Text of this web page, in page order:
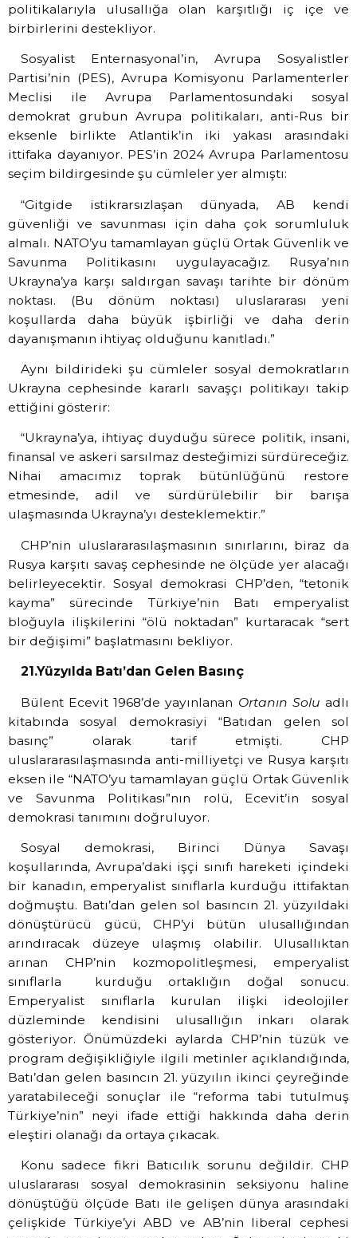
politikalarıyla ulusallığa olan karşıtlığı iç içe ve
birbirlerini destekliyor.
Sosyalist Enternasyonal’in, Avrupa Sosyalistler
Partisi’nin (PES), Avrupa Komisyonu Parlamenterler
Meclisi ile Avrupa Parlamentosundaki sosyal
demokrat grubun Avrupa politikaları, anti-Rus bir
eksenle birlikte Atlantik’in iki yakası arasındaki
ittifaka dayanıyor. PES’in 2024 Avrupa Parlamentosu
seçim bildirgesinde şu cümleler yer almıştı:
“Gitgide istikrarsızlaşan dünyada, AB kendi
güvenliği ve savunması için daha çok sorumluluk
almalı. NATO’yu tamamlayan güçlü Ortak Güvenlik ve
Savunma Politikasını uygulayacağız. Rusya’nın
Ukrayna’ya karşı saldırgan savaşı tarihte bir dönüm
noktası. (Bu dönüm noktası) uluslararası yeni
koşullarda daha büyük işbirliği ve daha derin
dayanışmanın ihtiyaç olduğunu kanıtladı.”
Aynı bildirideki şu cümleler sosyal demokratların
Ukrayna cephesinde kararlı savaşçı politikayı takip
ettiğini gösterir:
“Ukrayna’ya, ihtiyaç duyduğu sürece politik, insani,
finansal ve askeri sarsılmaz desteğimizi sürdüreceğiz.
Nihai amacımız toprak bütünlüğünü restore
etmesinde, adil ve sürdürülebilir bir barışa
ulaşmasında Ukrayna’yı desteklemektir.”
CHP’nin uluslararasılaşmasının sınırlarını, biraz da
Rusya karşıtı savaş cephesinde ne ölçüde yer alacağı
belirleyecektir. Sosyal demokrasi CHP’den, “tetonik
kayma” sürecinde Türkiye’nin Batı emperyalist
bloğuyla ilişkilerini “ölü noktadan” kurtaracak “sert
bir değişimi” başlatmasını bekliyor.
21.Yüzyılda Batı’dan Gelen Basınç
Bülent Ecevit 1968’de yayınlanan Ortanın Solu adlı
kitabında sosyal demokrasiyi “Batıdan gelen sol
basınç” olarak tarif etmişti. CHP
uluslararasılaşmasında anti-milliyetçi ve Rusya karşıtı
eksen ile “NATO’yu tamamlayan güçlü Ortak Güvenlik
ve Savunma Politikası”nın rolü, Ecevit’in sosyal
demokrasi tanımını doğruluyor.
Sosyal demokrasi, Birinci Dünya Savaşı
koşullarında, Avrupa’daki işçi sınıfı hareketi içindeki
bir kanadın, emperyalist sınıflarla kurduğu ittifaktan
doğmuştu. Batı’dan gelen sol basıncın 21. yüzyıldaki
dönüştürücü gücü, CHP’yi bütün ulusallığından
arındıracak düzeye ulaşmış olabilir. Ulusallıktan
arınan CHP’nin kozmopolitleşmesi, emperyalist
sınıflarla kurduğu ortaklığın doğal sonucu.
Emperyalist sınıflarla kurulan ilişki ideolojiler
düzleminde kendisini ulusallığın inkarı olarak
gösteriyor. Önümüzdeki aylarda CHP’nin tüzük ve
program değişikliğiyle ilgili metinler açıklandığında,
Batı’dan gelen basıncın 21. yüzyılın ikinci çeyreğinde
yaratabileceği sonuçlar ile “reforma tabi tutulmuş
Türkiye’nin” neyi ifade ettiği hakkında daha derin
eleştiri olanağı da ortaya çıkacak.
Konu sadece fikri Batıcılık sorunu değildir. CHP
uluslararası sosyal demokrasinin seksiyonu haline
dönüştüğü ölçüde Batı ile gelişen dünya arasındaki
çelişkide Türkiye’yi ABD ve AB’nin liberal cephesi